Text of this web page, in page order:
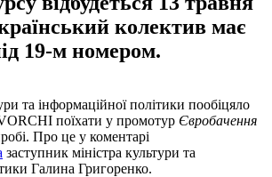
колектив має
19-м номером.
та інформаційної політики пообіцяло
поїхати у промотур Євробачення
Про це у коментарі
заступник міністра культури та
Галина Григоренко.